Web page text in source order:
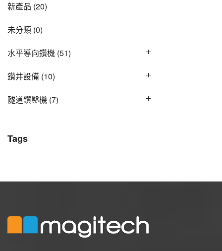
新產品 (20)
未分類 (0)
水平導向鑽機 (51)
鑽井設備 (10)
隧道鑽鑿機 (7)
Tags